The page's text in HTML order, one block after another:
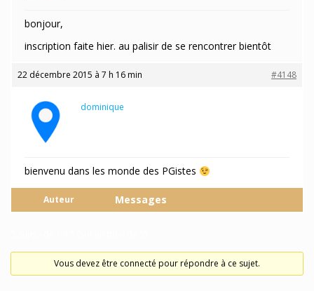
bonjour,
inscription faite hier. au palisir de se rencontrer bientôt
22 décembre 2015 à 7 h 16 min #4148
dominique
bienvenu dans les monde des PGistes
Auteur Messages
Vous devez être connecté pour répondre à ce sujet.